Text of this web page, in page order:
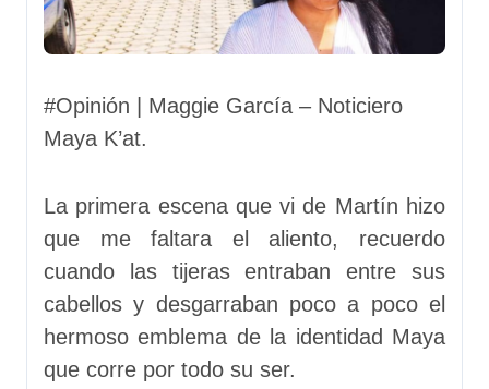
#Opinión | Maggie García – Noticiero
Maya K’at.
La primera escena que vi de Martín hizo
que me faltara el aliento, recuerdo
cuando las tijeras entraban entre sus
cabellos y desgarraban poco a poco el
hermoso emblema de la identidad Maya
que corre por todo su ser.